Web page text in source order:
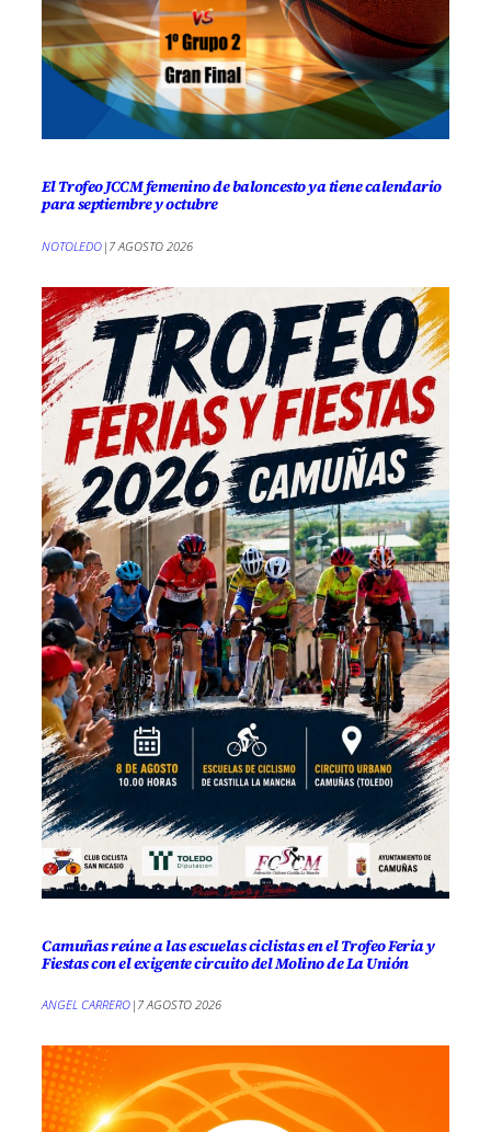
El Trofeo JCCM femenino de baloncesto ya tiene calendario
para septiembre y octubre
NOTOLEDO | 7 AGOSTO 2026
Camuñas reúne a las escuelas ciclistas en el Trofeo Feria y
Fiestas con el exigente circuito del Molino de La Unión
ANGEL CARRERO | 7 AGOSTO 2026